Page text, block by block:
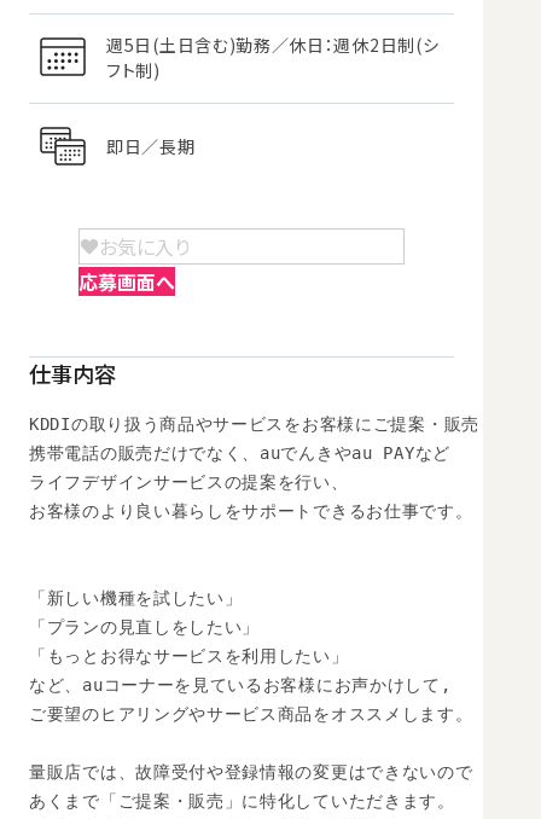
週5日(土日含む)勤務／休日：週休2日制(シ
フト制)
即日／長期
お気に入り
応募画面へ
仕事内容
KDDIの取り扱う商品やサービスをお客様にご提案・販売
携帯電話の販売だけでなく、auでんきやau PAYなど
ライフデザインサービスの提案を行い、
お客様のより良い暮らしをサポートできるお仕事です。
「新しい機種を試したい」
「プランの見直しをしたい」
「もっとお得なサービスを利用したい」
など、auコーナーを見ているお客様にお声かけして,
ご要望のヒアリングやサービス商品をオススメします。
量販店では、故障受付や登録情報の変更はできないので
あくまで「ご提案・販売」に特化していただきます。